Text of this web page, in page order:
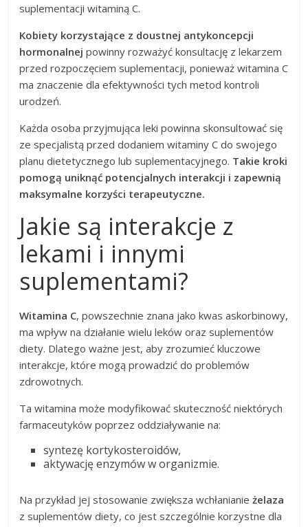
suplementacji witaminą C.
Kobiety korzystające z doustnej antykoncepcji
hormonalnej powinny rozważyć konsultację z lekarzem
przed rozpoczęciem suplementacji, ponieważ witamina C
ma znaczenie dla efektywności tych metod kontroli
urodzeń.
Każda osoba przyjmująca leki powinna skonsultować się
ze specjalistą przed dodaniem witaminy C do swojego
planu dietetycznego lub suplementacyjnego. Takie kroki
pomogą uniknąć potencjalnych interakcji i zapewnią
maksymalne korzyści terapeutyczne.
Jakie są interakcje z
lekami i innymi
suplementami?
Witamina C, powszechnie znana jako kwas askorbinowy,
ma wpływ na działanie wielu leków oraz suplementów
diety. Dlatego ważne jest, aby zrozumieć kluczowe
interakcje, które mogą prowadzić do problemów
zdrowotnych.
Ta witamina może modyfikować skuteczność niektórych
farmaceutyków poprzez oddziaływanie na:
syntezę kortykosteroidów,
aktywację enzymów w organizmie.
Na przykład jej stosowanie zwiększa wchłanianieżelaza
z suplementów diety, co jest szczególnie korzystne dla